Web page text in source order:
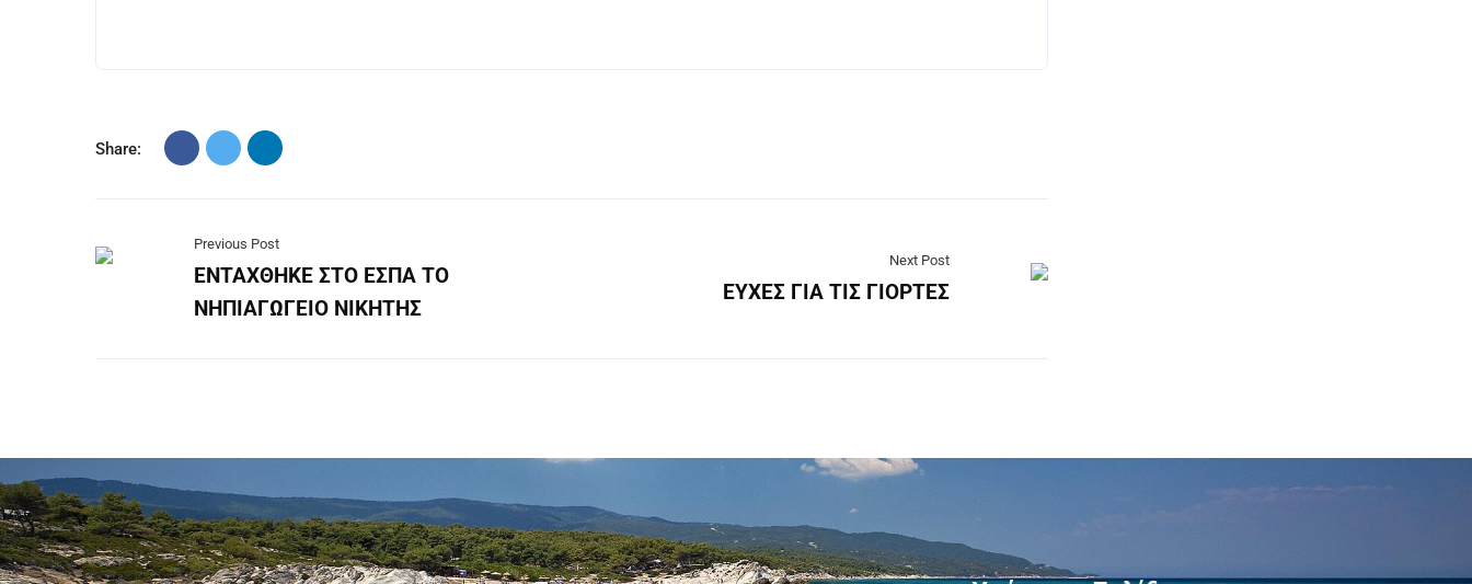
Share:
Previous Post
ΕΝΤΑΧΘΗΚΕ ΣΤΟ ΕΣΠΑ ΤΟ
ΝΗΠΙΑΓΩΓΕΙΟ ΝΙΚΗΤΗΣ
Next Post
ΕΥΧΕΣ ΓΙΑ ΤΙΣ ΓΙΟΡΤΕΣ